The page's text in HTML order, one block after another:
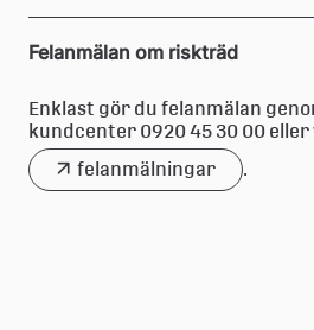
Felanmälan om riskträd
Enklast gör du felanmälan
kundcenter 0920 45 30 00
felanmälningar
.